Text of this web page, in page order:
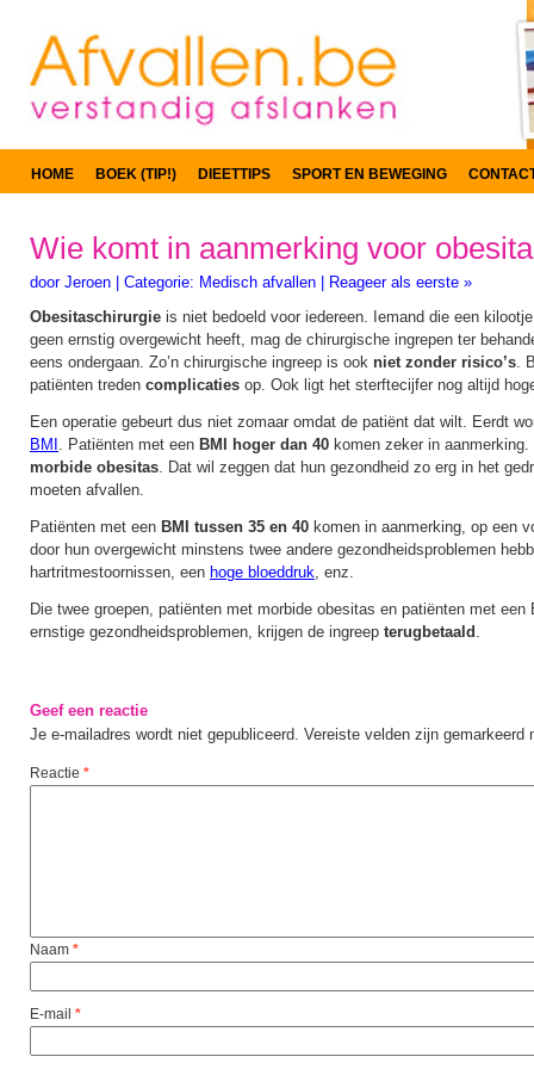
HOME BOEK (TIP!) DIEETTIPS SPORT EN BEWEGING
Wie komt in aanmerking voor
door Jeroen Categorie: Medisch afvallen
Reageer als eerste »
Obesitaschirurgie is niet bedoeld voor iedereen. Iemand die een
geen ernstig overgewicht heeft, mag de chirurgische ingrepen ter
eens ondergaan. Zo’n chirurgische ingreep is ook niet zonder risico’s.
patiënten treden complicaties op. Ook ligt het sterftecijfer nog altijd
Een operatie gebeurt dus niet zomaar omdat de patiënt dat wilt. Eerdt
BMI . Patiënten met een BMI hoger dan 40 komen zeker in
morbide obesitas. Dat wil zeggen dat hun gezondheid zo erg in het
moeten afvallen.
Patiënten met een BMI tussen 35 en 40 komen in aanmerking, op een
door hun overgewicht minstens twee andere gezondheidsproblemen
hartritmestoornissen, een hoge bloeddruk, enz.
Die twee groepen, patiënten met morbide obesitas en patiënten met
ernstige gezondheidsproblemen, krijgen de ingreep terugbetaald .
Geef een reactie
Je e-mailadres wordt niet gepubliceerd. Vereiste velden zijn gemarkeerd
Reactie *
Naam *
E-mail *